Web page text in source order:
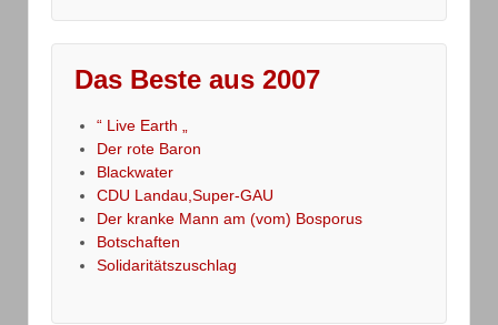
Das Beste aus 2007
“ Live Earth „
Der rote Baron
Blackwater
CDU Landau,Super-GAU
Der kranke Mann am (vom) Bosporus
Botschaften
Solidaritätszuschlag